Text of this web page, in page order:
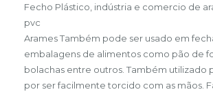
Fecho Plástico, indústria e comercio de
pvc
Arames Também pode ser usado em
embalagens de alimentos como pão de
bolachas entre outros. Também utilizado
por ser facilmente torcido com as mãos.